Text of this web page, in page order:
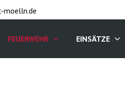
FEUERWEHR EINSÄTZE